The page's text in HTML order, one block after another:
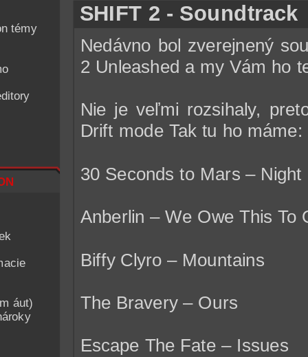
témy
áut)
SHIFT 2 - Soundtrack
Nedávno bol zverejnený
2 Unleashed a my Vám ho
Nie je veľmi rozsihaly,
Drift mode Tak tu ho máme:
30 Seconds to Mars –
Anberlin – We Owe This To
Biffy Clyro – Mountains
The Bravery – Ours
Escape The Fate – Issues